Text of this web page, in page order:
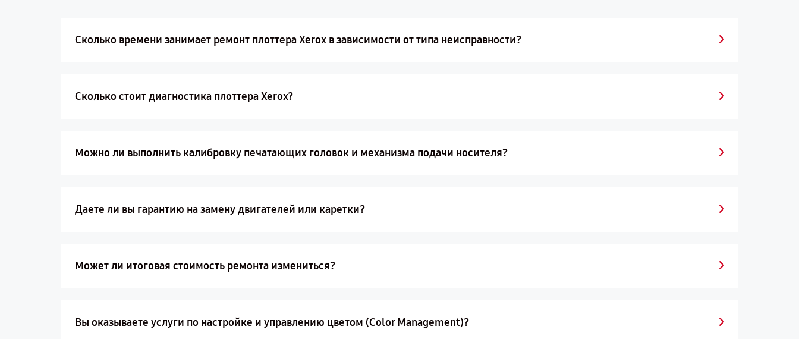
Сколько времени занимает ремонт плоттера Xerox в зависимости от типа неисправности?
Сколько стоит диагностика плоттера Xerox?
Можно ли выполнить калибровку печатающих головок и механизма подачи носителя?
Даете ли вы гарантию на замену двигателей или каретки?
Может ли итоговая стоимость ремонта измениться?
Вы оказываете услуги по настройке и управлению цветом (Color Management)?